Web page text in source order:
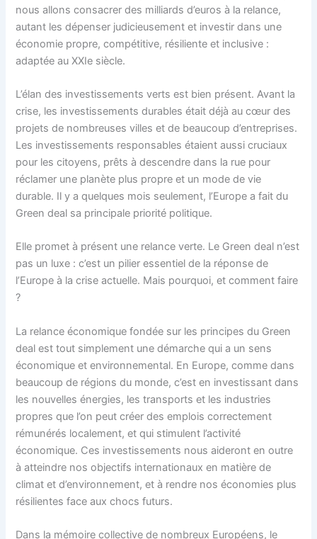
nous allons consacrer des milliards d’euros à la relance,
autant les dépenser judicieusement et investir dans une
économie propre, compétitive, résiliente et inclusive :
adaptée au XXIe siècle.
L’élan des investissements verts est bien présent. Avant la
crise, les investissements durables était déjà au cœur des
projets de nombreuses villes et de beaucoup d’entreprises.
Les investissements responsables étaient aussi cruciaux
pour les citoyens, prêts à descendre dans la rue pour
réclamer une planète plus propre et un mode de vie
durable. Il y a quelques mois seulement, l’Europe a fait du
Green deal sa principale priorité politique.
Elle promet à présent une relance verte. Le Green deal n’est
pas un luxe : c’est un pilier essentiel de la réponse de
l’Europe à la crise actuelle. Mais pourquoi, et comment faire
?
La relance économique fondée sur les principes du Green
deal est tout simplement une démarche qui a un sens
économique et environnemental. En Europe, comme dans
beaucoup de régions du monde, c’est en investissant dans
les nouvelles énergies, les transports et les industries
propres que l’on peut créer des emplois correctement
rémunérés localement, et qui stimulent l’activité
économique. Ces investissements nous aideront en outre
à atteindre nos objectifs internationaux en matière de
climat et d’environnement, et à rendre nos économies plus
résilientes face aux chocs futurs.
Dans la mémoire collective de nombreux Européens, le